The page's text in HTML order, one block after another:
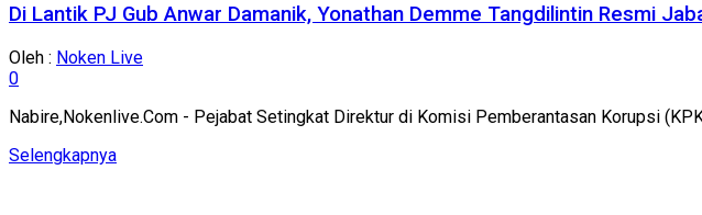
Di Lantik PJ Gub Anwar Damanik, Yonathan Demme Tangdilintin Resmi
Oleh : Noken Live
0
Nabire,Nokenlive.Com - Pejabat Setingkat Direktur di Komisi Pemberantasan Korupsi
SelengkapnyaDetails